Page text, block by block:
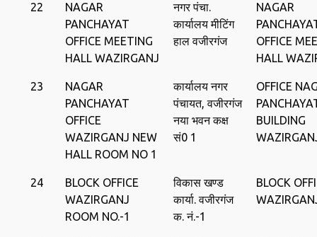
22
NAGAR
PANCHAYAT
OFFICE MEETING
HALL WAZIRGANJ
नगर पंचा.
कार्यालय मीटिंग
हाल वजीरगंज
NAGAR
OFFICE
HALL
23
NAGAR
PANCHAYAT
OFFICE
WAZIRGANJ NEW
HALL ROOM NO 1
कार्यालय नगर
पंचायत, वजीरगंज
नया भवन कक्ष
सं0 1
OFFICE
BUILDING
24
BLOCK OFFICE
WAZIRGANJ
ROOM NO.-1
विकास खण्‍ड
कार्या. वजीरगंज
क. नं.-1
BLOCK